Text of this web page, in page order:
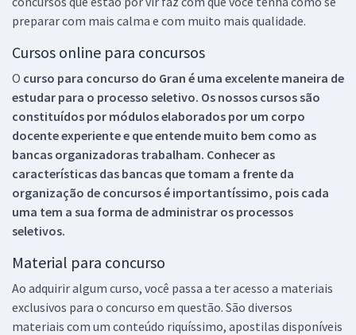
preparar com mais calma e com muito mais qualidade.
Cursos online para concursos
O curso para concurso do Gran é uma excelente maneira de
estudar para o processo seletivo. Os nossos cursos são
constituídos por módulos elaborados por um corpo
docente experiente e que entende muito bem como as
bancas organizadoras trabalham. Conhecer as
características das bancas que tomam a frente da
organização de concursos é importantíssimo, pois cada
uma tem a sua forma de administrar os processos
seletivos.
Material para concurso
Ao adquirir algum curso, você passa a ter acesso a materiais
exclusivos para o concurso em questão. São diversos
materiais com um conteúdo riquíssimo, apostilas disponíveis